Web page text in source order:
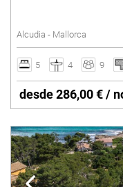
Pista de tenis
Suelo radiante
Vacaciones de invierno
Villas con Servicio
Borrar
Alcudia - Mallorca
5 4 9
desde 286,00 € /